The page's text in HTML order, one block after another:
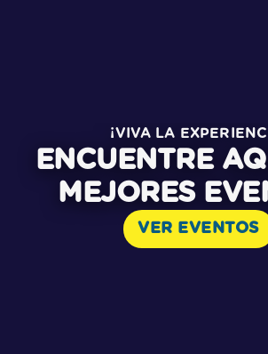
¡VIVA LA
ENCUENTRE
MEJORES
VER EVENTOS